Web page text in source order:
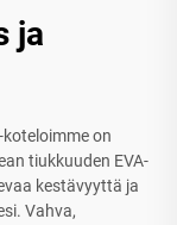
ja
on
tiukkuuden EVA-
kestävyyttä ja
Vahva,